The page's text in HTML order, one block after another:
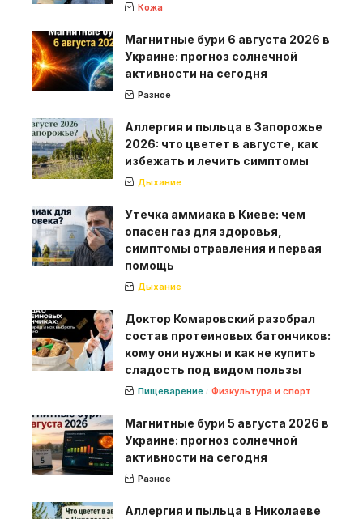
Кожа
Магнитные бури 6 августа 2026 в
Украине: прогноз солнечной
активности на сегодня
Разное
Аллергия и пыльца в Запорожье
2026: что цветет в августе, как
избежать и лечить симптомы
Дыхание
Утечка аммиака в Киеве: чем
опасен газ для здоровья,
симптомы отравления и первая
помощь
Дыхание
Доктор Комаровский разобрал
состав протеиновых батончиков:
кому они нужны и как не купить
сладость под видом пользы
Пищеварение Физкультура и спорт
Магнитные бури 5 августа 2026 в
Украине: прогноз солнечной
активности на сегодня
Разное
Аллергия и пыльца в Николаеве